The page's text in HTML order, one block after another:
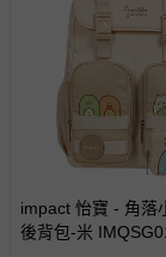
impact 怡寶 - 角落
後背包-米